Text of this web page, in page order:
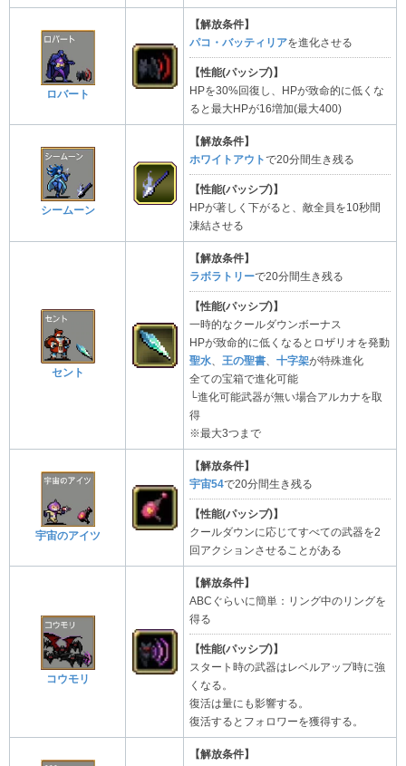
ロバート
【解放条件】
パコ・バッティリアを進化させる
【性能(パッシブ)】
HPを30%回復し、HPが致命的に低くな
ると最大HPが16増加(最大400)
シームーン
【解放条件】
ホワイトアウトで20分間生き残る
【性能(パッシブ)】
HPが著しく下がると、敵全員を10秒間
凍結させる
セント
【解放条件】
ラボラトリーで20分間生き残る
【性能(パッシブ)】
一時的なクールダウンボーナス
HPが致命的に低くなるとロザリオを発動
聖水
王の聖書 十字架が特殊進化
全ての宝箱で進化可能
└進化可能武器が無い場合アルカナを取
得
※最大3つまで
宇宙のアイツ
【解放条件】
宇宙54で20分間生き残る
【性能(パッシブ)】
クールダウンに応じてすべての武器を2
回アクションさせることがある
コウモリ
【解放条件】
ABCぐらいに簡単：リング中のリングを
得る
【性能(パッシブ)】
スタート時の武器はレベルアップ時に強
くなる。
復活は量にも影響する。
復活するとフォロワーを獲得する。
【解放条件】